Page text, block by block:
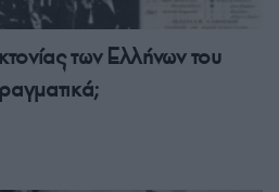
των Ελλήνων του